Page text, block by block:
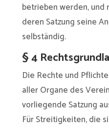
betrieben werden,
deren Satzung seine
selbständig.
§ 4
Die Rechte und
aller Organe des
vorliegende Satzung
Für Streitigkeiten, die